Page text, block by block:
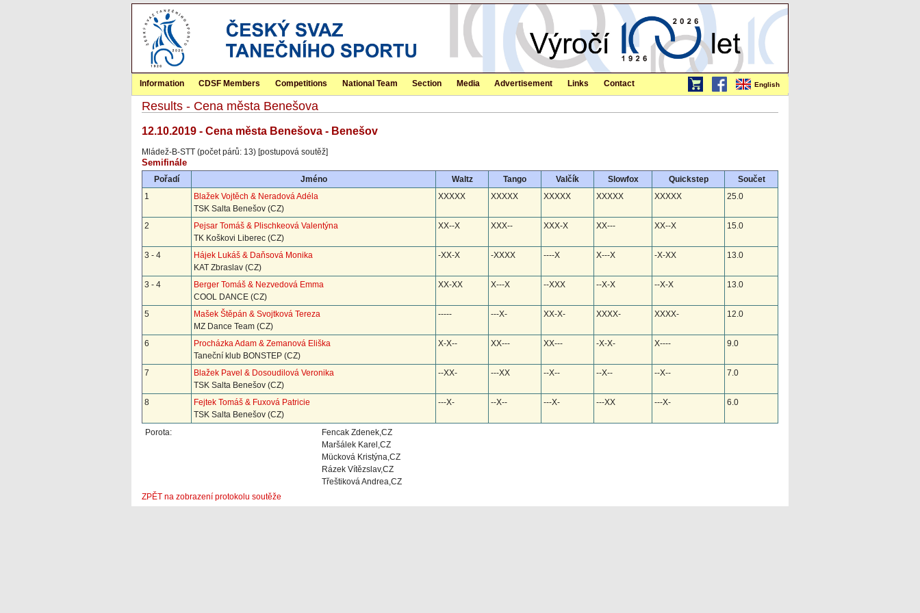
English
Information CDSF Members Competitions National Team Section Media Advertisement Links Contact
Results - Cena města Benešova
12.10.2019 - Cena města Benešova - Benešov
Mládež-B-STT (počet párů: 13) [postupová soutěž]
Semifinále
Pořadí Jméno Waltz Tango Valčík Slowfox Quickstep
Součet
1
Blažek Vojtěch & Neradová Adéla
TSK Salta Benešov (CZ)
XXXXX XXXXX XXXXX XXXXX XXXXX 25.0
2
Pejsar Tomáš & Plischkeová Valentýna
TK Koškovi Liberec (CZ)
XX--X XXX-- XXX-X XX--- XX--X 15.0
3 - 4
Hájek Lukáš & Daňsová Monika
KAT Zbraslav (CZ)
-XX-X -XXXX ----X X---X -X-XX 13.0
3 - 4
Berger Tomáš & Nezvedová Emma
COOL DANCE (CZ)
XX-XX X---X --XXX --X-X --X-X 13.0
5
Mašek Štěpán & Svojtková Tereza
MZ Dance Team (CZ)
----- ---X- XX-X- XXXX- XXXX- 12.0
6
Procházka Adam & Zemanová Eliška
Taneční klub BONSTEP (CZ)
X-X-- XX--- XX--- -X-X- X---- 9.0
7
Blažek Pavel & Dosoudilová Veronika
TSK Salta Benešov (CZ)
--XX- ---XX --X-- --X-- --X-- 7.0
8
Fejtek Tomáš & Fuxová Patricie
TSK Salta Benešov (CZ)
---X- --X-- ---X- ---XX ---X- 6.0
Porota:
Fencak Zdenek,CZ
Maršálek Karel,CZ
Mücková Kristýna,CZ
Rázek Vítězslav,CZ
Třeštiková Andrea,CZ
ZPĚT na zobrazení protokolu soutěže